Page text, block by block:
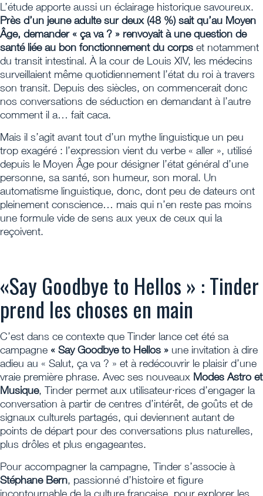
L’étude apporte aussi un éclairage historique savoureux.
Près d’un jeune adulte sur deux (48 %) sait qu’au Moyen
Âge, demander « ça va ? » renvoyait à une question de
santé liée au bon fonctionnement du corps et notamment
du transit intestinal. À la cour de Louis XIV, les médecins
surveillaient même quotidiennement l’état du roi à travers
son transit. Depuis des siècles, on commencerait donc
nos conversations de séduction en demandant à l’autre
comment il a… fait caca.
Mais il s’agit avant tout d’un mythe linguistique un peu
trop exagéré : l’expression vient du verbe « aller », utilisé
depuis le Moyen Âge pour désigner l’état général d’une
personne, sa santé, son humeur, son moral. Un
automatisme linguistique, donc, dont peu de dateurs ont
pleinement conscience… mais qui n’en reste pas moins
une formule vide de sens aux yeux de ceux qui la
reçoivent.
«Say Goodbye to Hellos » : Tinder
prend les choses en main
C’est dans ce contexte que Tinder lance cet été sa
campagne « Say Goodbye to Hellos » une invitation à dire
adieu au « Salut, ça va ? » et à redécouvrir le plaisir d’une
vraie première phrase. Avec ses nouveaux ModesAstro et
Musique, Tinder permet aux utilisateur·rices d’engager la
conversation à partir de centres d’intérêt, de goûts et de
signaux culturels partagés, qui deviennent autant de
points de départ pour des conversations plus naturelles,
plus drôles et plus engageantes.
Pour accompagner la campagne, Tinder s’associe à
Stéphane Bern, passionné d’histoire et figure
incontournable de la culture française, pour explorer les